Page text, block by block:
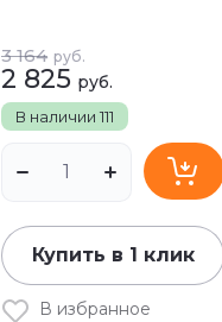
В наличии 111
3 164 руб.
2 825 руб.
Купить в 1 клик
В избранное